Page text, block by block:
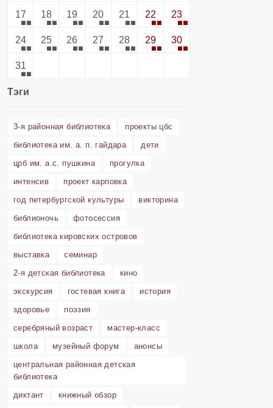
17 18 19 20 21 22 23
24 25 26 27 28 29 30
31
Тэги
3-я районная библиотека
проекты цбс
библиотека им. а. п. гайдара
дети
црб им. а.с. пушкина
прогулка
интенсив
проект карповка
год петербургской культуры
викторина
библионочь
фотосессия
библиотека кировских островов
выставка
семинар
2-я детская библиотека
кино
экскурсия
гостевая книга
история
здоровье
поэзия
серебряный возраст
мастер-класс
школа
музейный форум
анонсы
центральная районная детская
библиотека
диктант
книжный обзор